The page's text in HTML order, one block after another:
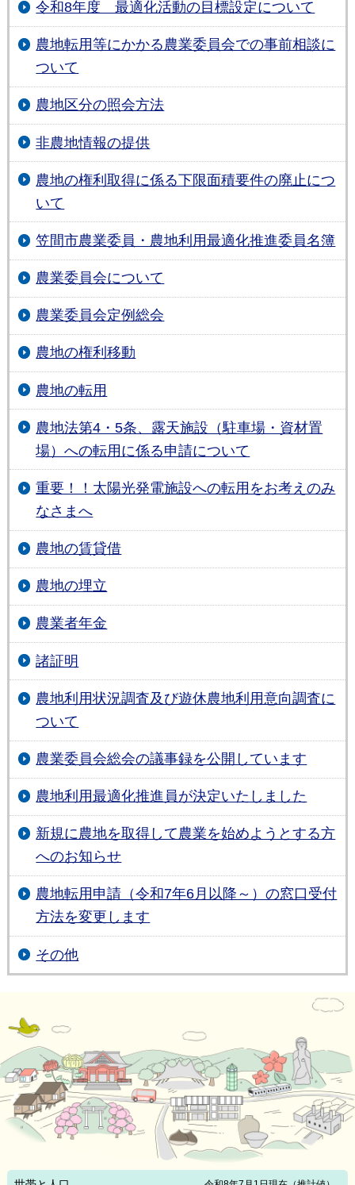
令和8年度 最適化活動の目標設定について
農地転用等にかかる農業委員会での事前相談に
ついて
農地区分の照会方法
非農地情報の提供
農地の権利取得に係る下限面積要件の廃止につ
いて
笠間市農業委員・農地利用最適化推進委員名簿
農業委員会について
農業委員会定例総会
農地の権利移動
農地の転用
農地法第4・5条、露天施設（駐車場・資材置
場）への転用に係る申請について
重要！！太陽光発電施設への転用をお考えのみ
なさまへ
農地の賃貸借
農地の埋立
農業者年金
諸証明
農地利用状況調査及び遊休農地利用意向調査に
ついて
農業委員会総会の議事録を公開しています
農地利用最適化推進員が決定いたしました
新規に農地を取得して農業を始めようとする方
へのお知らせ
農地転用申請（令和7年6月以降～）の窓口受付
方法を変更します
その他